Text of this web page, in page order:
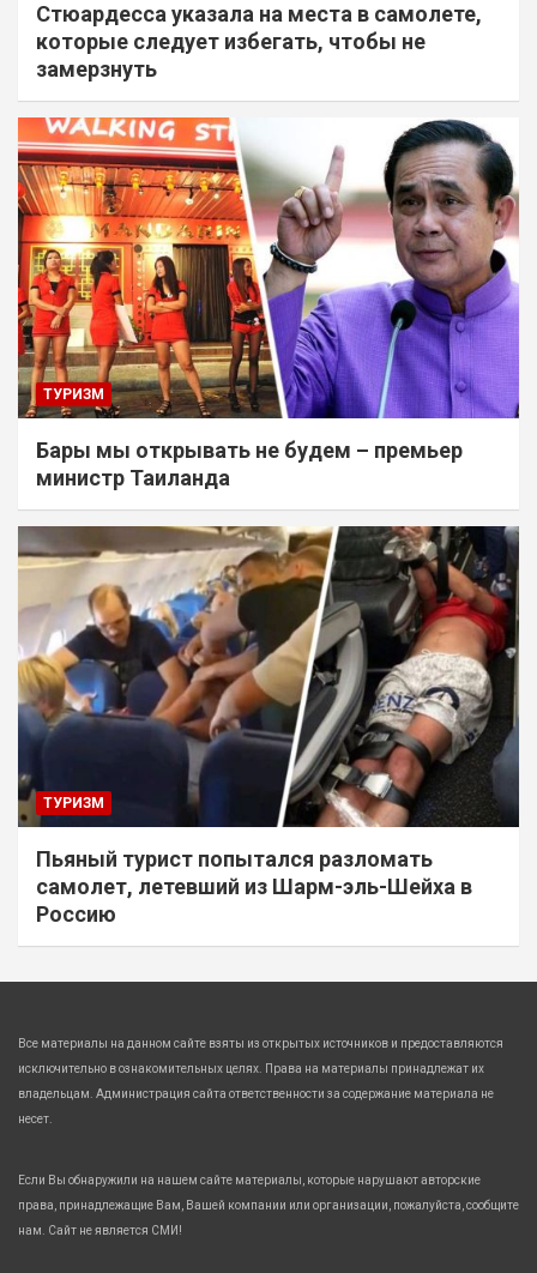
Стюардесса указала на места в самолете,
которые следует избегать, чтобы не
замерзнуть
ТУРИЗМ
Бары мы открывать не будем – премьер
министр Таиланда
ТУРИЗМ
Пьяный турист попытался разломать
самолет, летевший из Шарм-эль-Шейха в
Россию
Все материалы на данном сайте взяты из открытых источников и предоставляются
исключительно в ознакомительных целях. Права на материалы принадлежат их
владельцам. Администрация сайта ответственности за содержание материала не
несет.
Если Вы обнаружили на нашем сайте материалы, которые нарушают авторские
права, принадлежащие Вам, Вашей компании или организации, пожалуйста, сообщите
нам. Сайт не является СМИ!